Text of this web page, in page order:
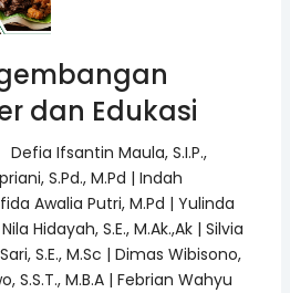
dan Edukasi
Defia Ifsantin Maula, S.I.P.,
S.Pd., M.Pd | Indah
Awalia Putri, M.Pd | Yulinda
Hidayah, S.E., M.Ak.,Ak | Silvia
S.E., M.Sc | Dimas Wibisono,
S.S.T., M.B.A | Febrian Wahyu